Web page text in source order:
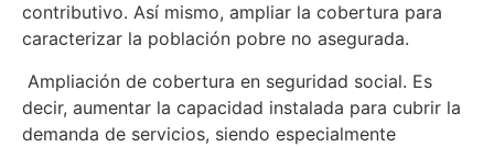
contributivo. Así mismo, ampliar la cobertura para
caracterizar la población pobre no asegurada.
Ampliación de cobertura en seguridad social. Es
decir, aumentar la capacidad instalada para cubrir la
demanda de servicios, siendo especialmente